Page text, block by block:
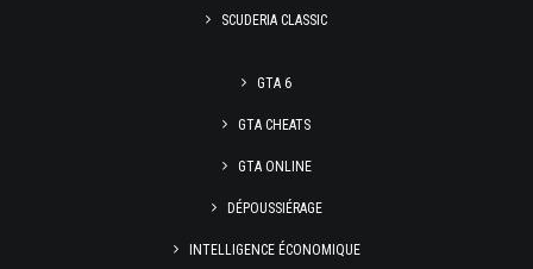
SCUDERIA CLASSIC
GTA 6
GTA CHEATS
GTA ONLINE
DÉPOUSSIÉRAGE
INTELLIGENCE ÉCONOMIQUE